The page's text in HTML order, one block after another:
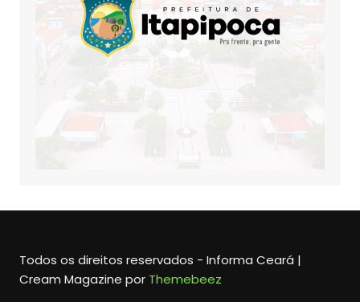
Todos os direitos reservados - Informa Ceará |
Cream Magazine por Themebeez